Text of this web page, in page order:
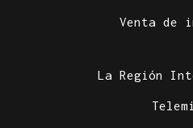
Venta de
La Región